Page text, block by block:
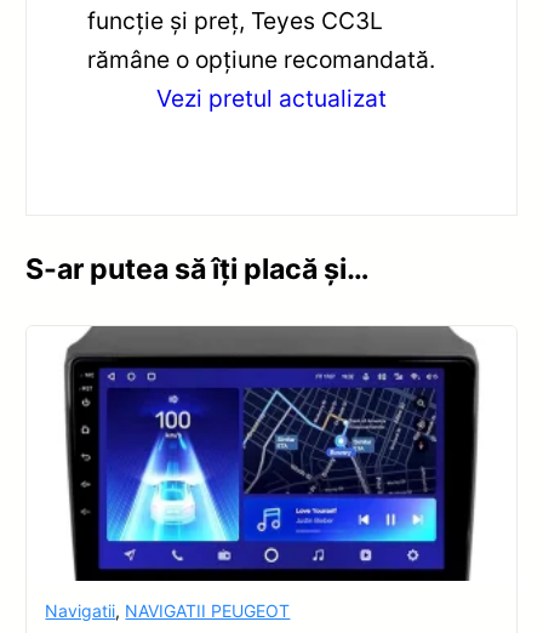
funcție și preț, Teyes CC3L
rămâne o opțiune recomandată.
Vezi pretul actualizat
S-ar putea să îți placă și…
Navigatii, NAVIGATII PEUGEOT